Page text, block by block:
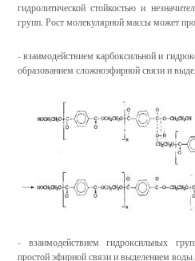
гидролитической стойкостью и
групп. Рост молекулярной массы может
- взаимодействием карбоксильной и
образованием сложноэфирной связи и
- взаимодействием гидроксильных
простой эфирной связи и выделением воды.